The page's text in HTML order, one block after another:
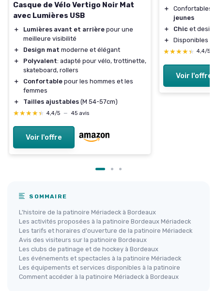
Casque de Vélo Vertigo Noir Mat
avec Lumières USB
＋ Lumières avant et arrière pour une
meilleure visibilité
＋
Design mat moderne et élégant
＋
Polyvalent: adapté pour vélo, trottinette,
skateboard, rollers
＋
Confortable pour les hommes et les
femmes
＋
Tailles ajustables (M 54-57cm)
★★★★★
★★★★★ 4,4/5 — 45 avis
Voir l'offre
＋
Confortables
jeunes
＋
Chic et
＋
Disponibles
★★★★★
★★★★★ 4,4/5
Voir l'offre
SOMMAIRE
L'histoire de la patinoire Mériadeck à Bordeaux
Les activités proposées à la patinoire Bordeaux Mériadeck
Les tarifs et horaires d'ouverture de la patinoire Mériadeck
Avis des visiteurs sur la patinoire Bordeaux
Les clubs de patinage et de hockey à Bordeaux
Les événements et spectacles à la patinoire Mériadeck
Les équipements et services disponibles à la patinoire
Comment accéder à la patinoire Mériadeck à Bordeaux